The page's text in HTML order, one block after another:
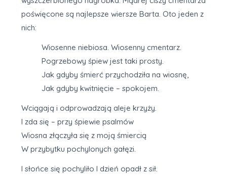
poświęcone są najlepsze wiersze Barta. Oto jeden z
nich:
Wiosenne niebiosa. Wiosenny cmentarz.
Pogrzebowy śpiew jest taki prosty.
Jak gdyby śmierć przychodziła na wiosnę,
Jak gdyby kwitnięcie – spokojem.
Wciągają i odprowadzają aleje krzyży.
I zda się – przy śpiewie psalmów
Wiosna złączyła się z moją śmiercią
W przybytku pochylonych gałęzi.
I słońce się pochyliło I dzień opadł z sił.